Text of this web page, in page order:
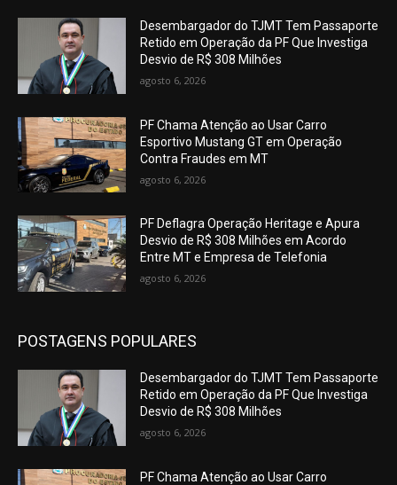
Desembargador do TJMT Tem Passaporte
Retido em Operação da PF Que Investiga
Desvio de R$ 308 Milhões
agosto 6, 2026
PF Chama Atenção ao Usar Carro
Esportivo Mustang GT em Operação
Contra Fraudes em MT
agosto 6, 2026
PF Deflagra Operação Heritage e Apura
Desvio de R$ 308 Milhões em Acordo
Entre MT e Empresa de Telefonia
agosto 6, 2026
POSTAGENS POPULARES
Desembargador do TJMT Tem Passaporte
Retido em Operação da PF Que Investiga
Desvio de R$ 308 Milhões
agosto 6, 2026
PF Chama Atenção ao Usar Carro